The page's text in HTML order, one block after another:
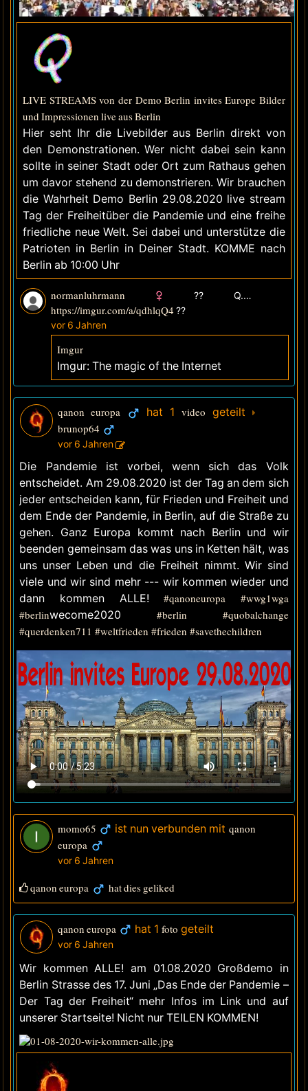
LIVE STREAMS von der Demo Berlin invites Europe Bilder
und Impressionen live aus Berlin
Hier seht Ihr die Livebilder aus Berlin direkt von
den Demonstrationen. Wer nicht dabei sein kann
sollte in seiner Stadt oder Ort zum Rathaus gehen
um davor stehend zu demonstrieren. Wir brauchen
die Wahrheit Demo Berlin 29.08.2020 live stream
Tag der Freiheitüber die Pandemie und eine freihe
friedliche neue Welt. Sei dabei und unterstütze die
Patrioten in Berlin in Deiner Stadt. KOMME nach
Berlin ab 10:00 Uhr
normanluhrmann ?? Q.DE
https://imgur.com/a/qdhlqQ4 ??
vor 6 Jahren
Imgur
Imgur: The magic of the Internet
qanon europa hat 1video geteilt
brunop64
vor 6 Jahren
Die Pandemie ist vorbei, wenn sich das Volk
entscheidet. Am 29.08.2020 ist der Tag an dem sich
jeder entscheiden kann, für Frieden und Freiheit und
dem Ende der Pandemie, in Berlin, auf die Straße zu
gehen. Ganz Europa kommt nach Berlin und wir
beenden gemeinsam das was uns in Ketten hält, was
uns unser Leben und die Freiheit nimmt. Wir sind
viele und wir sind mehr --- wir kommen wieder und
dann kommen ALLE!#qanoneuropa
#wwg1wga
#berlinwecome2020 #berlin
#quobalchange
#querdenken711 #weltfrieden #frieden #savethechildren
momo65 ist nun verbunden mit qanon
europa
vor 6 Jahren
qanon europa hat dies geliked
qanon europa hat 1foto geteilt
vor 6 Jahren
Wir kommen ALLE! am 01.08.2020 Großdemo in
Berlin Strasse des 17. Juni „Das Ende der Pandemie –
Der Tag der Freiheit“ mehr Infos im Link und auf
unserer Startseite! Nicht nur TEILEN KOMMEN!